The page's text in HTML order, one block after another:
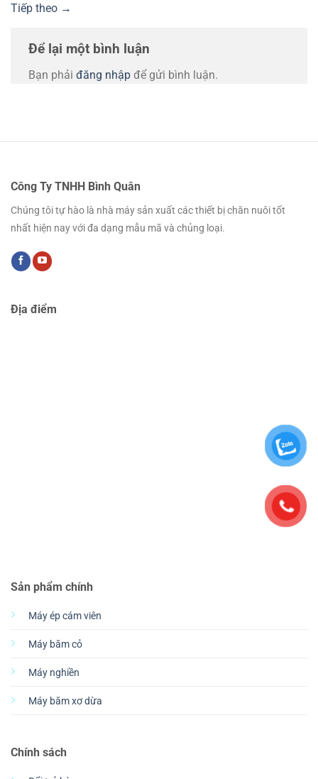
Tiếp theo →
Để lại một bình luận
Bạn phải đăng nhập để gửi bình luận.
Công Ty TNHH Bình Quân
Chúng tôi tự hào là nhà máy sản xuất các thiết bị chăn nuôi tốt
nhất hiện nay với đa dạng mẫu mã và chủng loại.
Sản phẩm chính
Máy ép cám viên
Máy băm cỏ
Máy nghiền
Máy băm xơ dừa
Chính sách
Địa điểm